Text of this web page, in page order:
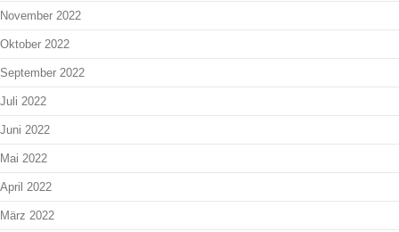
November 2022
Oktober 2022
September 2022
Juli 2022
Juni 2022
Mai 2022
April 2022
März 2022